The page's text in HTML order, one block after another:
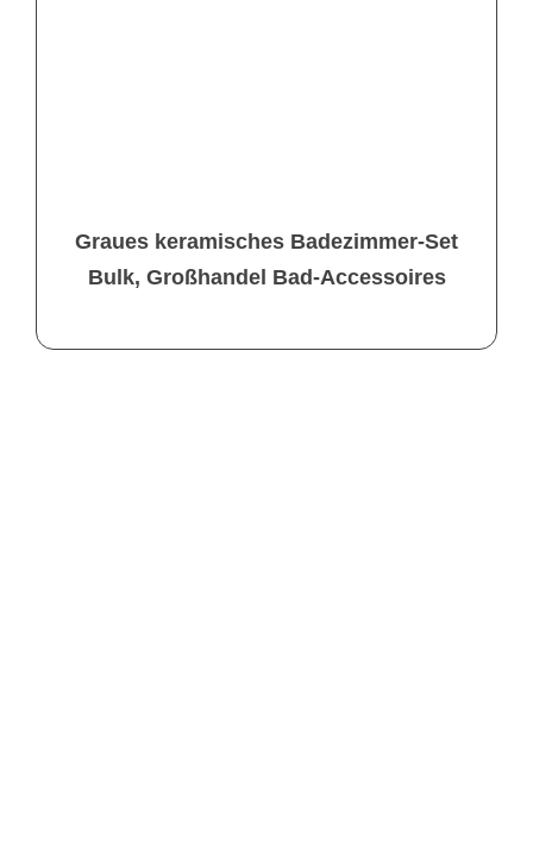
Graues keramisches Badezimmer-Set
Bulk, Großhandel Bad-Accessoires